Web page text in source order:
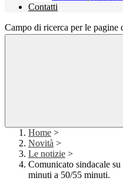
Contatti
Campo di ricerca per le pagine
Home >
Novità >
Le notizie >
Comunicato sindacale
minuti a 50/55 minuti.